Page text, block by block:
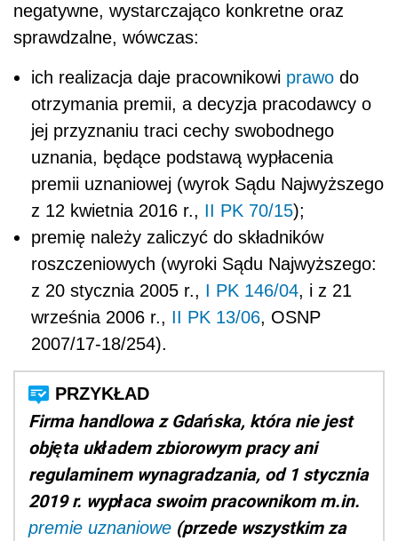
negatywne, wystarczająco konkretne oraz
sprawdzalne, wówczas:
ich realizacja daje pracownikowi prawo do
otrzymania premii, a decyzja pracodawcy o
jej przyznaniu traci cechy swobodnego
uznania, będące podstawą wypłacenia
premii uznaniowej (wyrok Sądu Najwyższego
z 12 kwietnia 2016 r., II PK 70/15);
premię należy zaliczyć do składników
roszczeniowych (wyroki Sądu Najwyższego:
z 20 stycznia 2005 r., I PK 146/04, i z 21
września 2006 r., II PK 13/06, OSNP
2007/17-18/254).
Firma handlowa z Gdańska, która nie jest
objęta układem zbiorowym pracy ani
regulaminem wynagradzania, od 1 stycznia
2019 r. wypłaca swoim pracownikom m.in.
premie uznaniowe (przede wszystkim za